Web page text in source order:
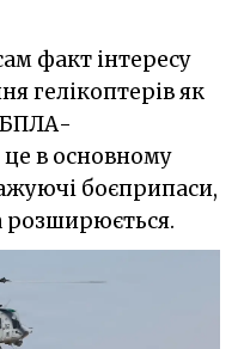
факт інтересу
гелікоптерів як
БПЛА-
в основному
боєприпаси,
розширюється.